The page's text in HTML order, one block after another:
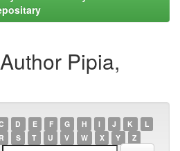
Pipia,
D E F G H I J K
L
R S T U V W X Y Z